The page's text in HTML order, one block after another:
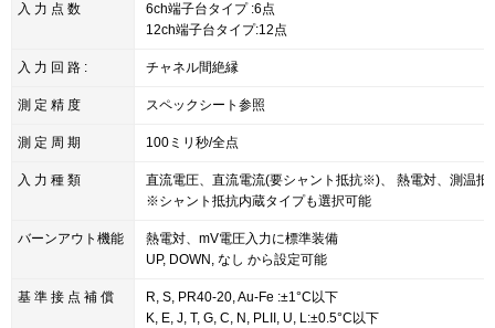
入 力 点 数
6ch端子台タイプ :6点
12ch端子台タイプ:12点
入 力 回 路 : チャネル間絶縁
測 定 精 度 スペックシート参照
測 定 周 期 100ミリ秒/全点
入 力 種 類
直流電圧、直流電流(要シャント抵抗※)、 熱電対、測温抵
※シャント抵抗内蔵タイプも選択可能
バーンアウト機能
熱電対、mV電圧入力に標準装備
UP, DOWN, なし から設定可能
基 準 接 点 補 償
R, S, PR40-20, Au-Fe :±1°C以下
K, E, J, T, G, C, N, PLII, U, L:±0.5°C以下